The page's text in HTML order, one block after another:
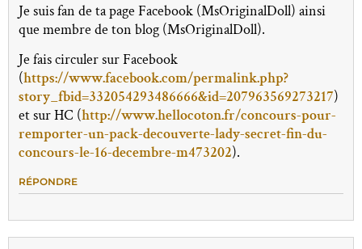
Je suis fan de ta page Facebook (MsOriginalDoll) ainsi
que membre de ton blog (MsOriginalDoll).
Je fais circuler sur Facebook
(https://www.facebook.com/permalink.php?
story_fbid=332054293486666&id=207963569273217)
et sur HC (http://www.hellocoton.fr/concours-pour-
remporter-un-pack-decouverte-lady-secret-fin-du-
concours-le-16-decembre-m473202).
RÉPONDRE